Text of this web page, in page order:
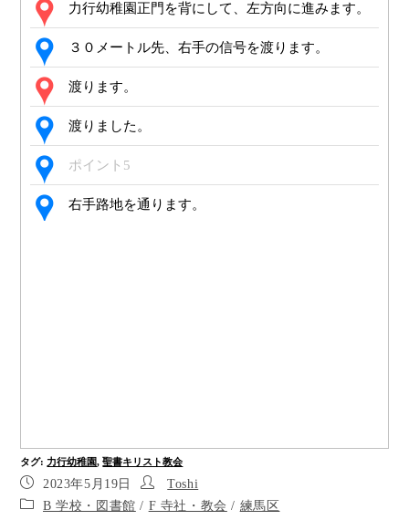
力行幼稚園正門を背にして、左方向に進みます。
３０メートル先、右手の信号を渡ります。
渡ります。
渡りました。
ポイント5
右手路地を通ります。
十字路を渡ります。
渡りました。
タグ: 力行幼稚園, 聖書キリスト教会
2023年5月19日
Toshi
B 学校・図書館 / F 寺社・教会 / 練馬区